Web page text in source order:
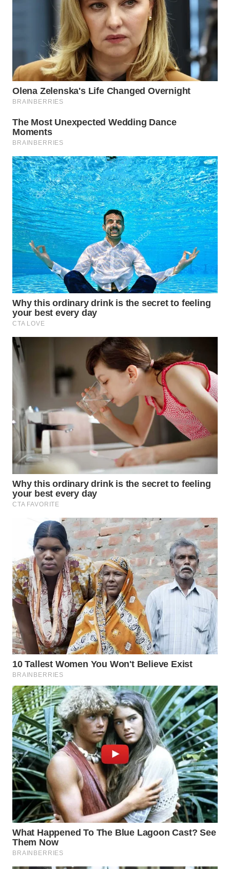
TEBING
TINGGI
WN
PAKPAK
WN
KARAWANG
WN
BEKASI
WN
BOGOR
WN
DEPOK
WN
TAPANULI
UTARA
WN
WN
SUMEDANG
WN
CIANJUR
WN
KEPULAUAN
SERIBU
WN
TANGERANG
WN
BINJAI
WN
CIREBON
WN
INDRAMAYU
WN
KUNINGAN
WN
MAJALENGKA
WN
SUBANG
WN
SUKABUMI
WN
PURWAKARTA